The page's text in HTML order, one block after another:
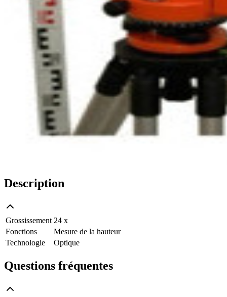
Description
Grossissement 24 x
Fonctions
Mesure de la hauteur
Technologie
Optique
Questions fréquentes